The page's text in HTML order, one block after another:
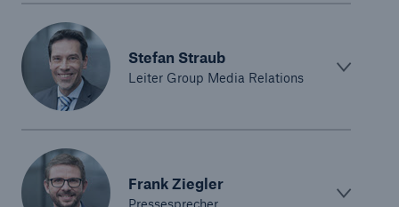
Stefan Straub
Leiter Group Media Relations
Frank Ziegler